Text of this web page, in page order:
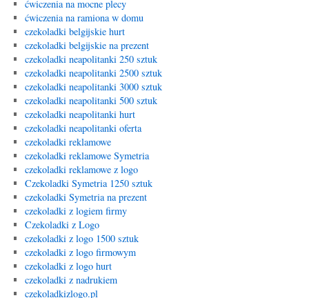
ćwiczenia na mocne plecy
ćwiczenia na ramiona w domu
czekoladki belgijskie hurt
czekoladki belgijskie na prezent
czekoladki neapolitanki 250 sztuk
czekoladki neapolitanki 2500 sztuk
czekoladki neapolitanki 3000 sztuk
czekoladki neapolitanki 500 sztuk
czekoladki neapolitanki hurt
czekoladki neapolitanki oferta
czekoladki reklamowe
czekoladki reklamowe Symetria
czekoladki reklamowe z logo
Czekoladki Symetria 1250 sztuk
czekoladki Symetria na prezent
czekoladki z logiem firmy
Czekoladki z Logo
czekoladki z logo 1500 sztuk
czekoladki z logo firmowym
czekoladki z logo hurt
czekoladki z nadrukiem
czekoladkizlogo.pl